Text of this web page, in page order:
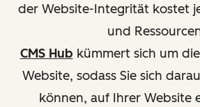
der Website-Integrität kostet
und
CMS Hub kümmert sich um
Website, sodass Sie sich
können, auf Ihrer Website